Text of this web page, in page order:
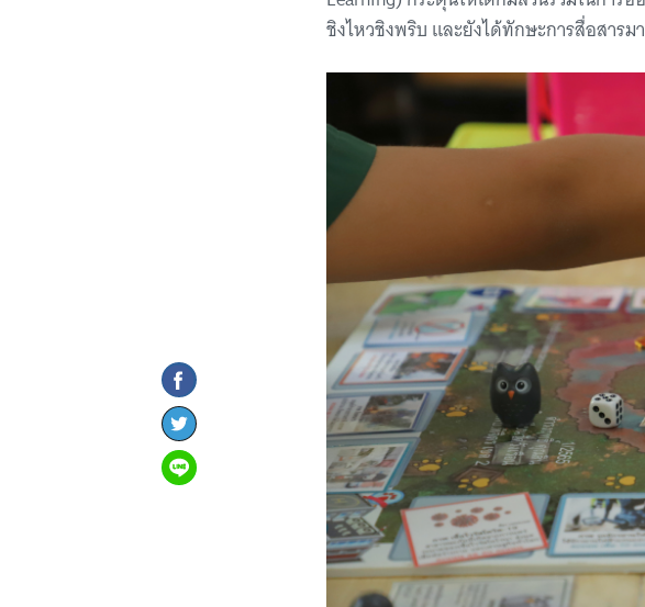
ชิงไหวชิงพริบ และยังได้ทักษะการสื่อสารม